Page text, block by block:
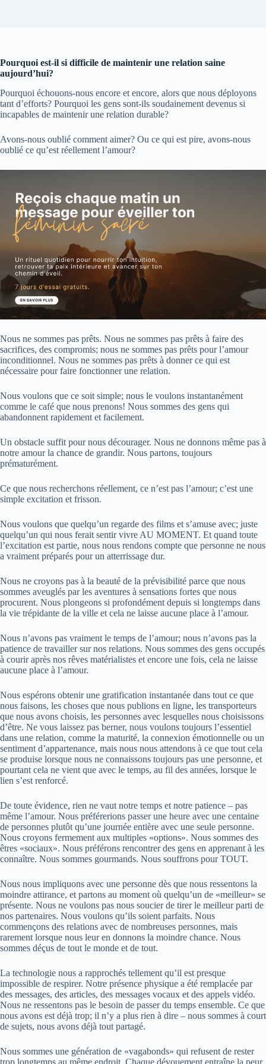
Pourquoi est-il si difficile de maintenir une relation saine
aujourd’hui?
Pourquoi échouons-nous encore et encore, alors que nous déployons
tant d’efforts? Pourquoi les gens sont-ils soudainement devenus si
incapables de maintenir une relation durable?
Avons-nous oublié comment aimer? Ou ce qui est pire, avons-nous
oublié ce qu’est réellement l’amour?
Nous ne sommes pas prêts. Nous ne sommes pas prêts à faire des
sacrifices, des compromis; nous ne sommes pas prêts pour l’amour
inconditionnel. Nous ne sommes pas prêts à donner ce qui est
nécessaire pour faire fonctionner une relation.
Nous voulons que ce soit simple; nous le voulons instantanément
comme le café que nous prenons! Nous sommes des gens qui
abandonnent rapidement et facilement.
Un obstacle suffit pour nous décourager. Nous ne donnons même pas à
notre amour la chance de grandir. Nous partons, toujours
prématurément.
Ce que nous recherchons réellement, ce n’est pas l’amour; c’est une
simple excitation et frisson.
Nous voulons que quelqu’un regarde des films et s’amuse avec; juste
quelqu’un qui nous ferait sentir vivre AU MOMENT. Et quand toute
l’excitation est partie, nous nous rendons compte que personne ne nous
a vraiment préparés pour un atterrissage dur.
Nous ne croyons pas à la beauté de la prévisibilité parce que nous
sommes aveuglés par les aventures à sensations fortes que nous
procurent. Nous plongeons si profondément depuis si longtemps dans
la vie trépidante de la ville et cela ne laisse aucune place à l’amour.
Nous n’avons pas vraiment le temps de l’amour; nous n’avons pas la
patience de travailler sur nos relations. Nous sommes des gens occupés
à courir après nos rêves matérialistes et encore une fois, cela ne laisse
aucune place à l’amour.
Nous espérons obtenir une gratification instantanée dans tout ce que
nous faisons, les choses que nous publions en ligne, les transporteurs
que nous avons choisis, les personnes avec lesquelles nous choisissons
d’être. Ne vous laissez pas berner, nous voulons toujours l’essentiel
dans une relation, comme la maturité, la connexion émotionnelle ou un
sentiment d’appartenance, mais nous nous attendons à ce que tout cela
se produise lorsque nous ne connaissons toujours pas une personne, et
pourtant cela ne vient que avec le temps, au fil des années, lorsque le
lien s’est renforcé.
De toute évidence, rien ne vaut notre temps et notre patience – pas
même l’amour. Nous préférerions passer une heure avec une centaine
de personnes plutôt qu’une journée entière avec une seule personne.
Nous croyons fermement aux multiples «options». Nous sommes des
êtres «sociaux». Nous préférons rencontrer des gens en apprenant à les
connaître. Nous sommes gourmands. Nous souffrons pour TOUT.
Nous nous impliquons avec une personne dès que nous ressentons la
moindre attirance, et partons au moment où quelqu’un de «meilleur» se
présente. Nous ne voulons pas nous soucier de tirer le meilleur parti de
nos partenaires. Nous voulons qu’ils soient parfaits. Nous
commençons des relations avec de nombreuses personnes, mais
rarement lorsque nous leur en donnons la moindre chance. Nous
sommes déçus de tout le monde et de tout.
La technologie nous a rapprochés tellement qu’il est presque
impossible de respirer. Notre présence physique a été remplacée par
des messages, des articles, des messages vocaux et des appels vidéo.
Nous ne ressentons pas le besoin de passer du temps ensemble. Ce que
nous avons est déjà trop; il n’y a plus rien à dire – nous sommes à court
de sujets, nous avons déjà tout partagé.
Nous sommes une génération de «vagabonds» qui refusent de rester